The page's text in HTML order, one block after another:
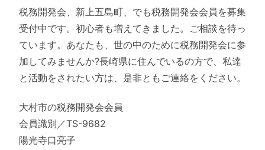
税務開発会、新上五島町、でも税務開発会会員を募集
受付中です。初心者も増えてきました。ご相談を待っ
ています。あなたも、世の中のために税務開発会に参
加してみませんか?長崎県に住んでいるの方で、私達
と活動をされたい方は、是非ともご連絡をください。
大村市の税務開発会会員
会員識別／TS-9682
陽光寺口亮子